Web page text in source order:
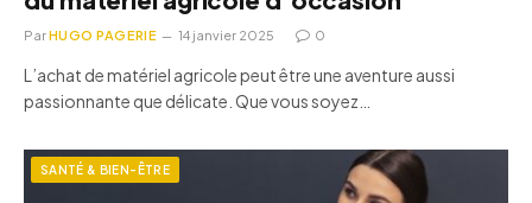
ParHUGO PAGERIE 14 janvier 2025 0
L’achat de matériel agricole peut être une aventure aussi
passionnante que délicate. Que vous soyez…
SANTÉ & BIEN-ÊTRE